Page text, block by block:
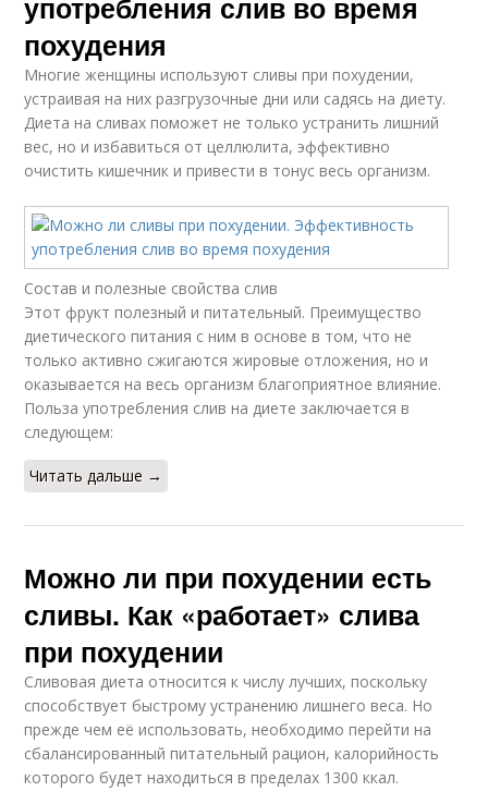
похудения
Многие женщины используют сливы при похудении,
устраивая на них разгрузочные дни или садясь на диету.
Диета на сливах поможет не только устранить лишний
вес, но и избавиться от целлюлита, эффективно
очистить кишечник и привести в тонус весь организм.
Состав и полезные свойства слив
Этот фрукт полезный и питательный. Преимущество
диетического питания с ним в основе в том, что не
только активно сжигаются жировые отложения, но и
оказывается на весь организм благоприятное влияние.
Польза употребления слив на диете заключается в
следующем:
Читать дальше →
Можно ли при похудении есть
сливы. Как «работает» слива
при похудении
Сливовая диета относится к числу лучших, поскольку
способствует быстрому устранению лишнего веса. Но
прежде чем её использовать, необходимо перейти на
сбалансированный питательный рацион, калорийность
которого будет находиться в пределах 1300 ккал.